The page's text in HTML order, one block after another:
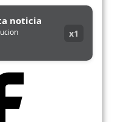
noticia
x1